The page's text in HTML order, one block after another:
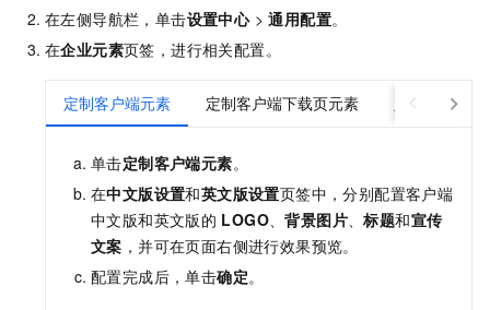
在左侧导航栏，单击设置中心>通用配置。
在企业元素页签，进行相关配置。
定制客户端元素 定制客户端下载页元素 定制浏览器
单击定制客户端元素。
在中文版设置和英文版设置页签中，分别配置客户端
中文版和英文版的 LOGO 、背景图片 、标题和宣传
文案 ，并可在页面右侧进行效果预览。
配置完成后，单击确定。